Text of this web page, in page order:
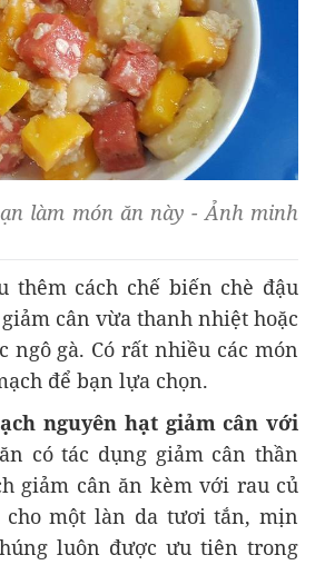
làm món ăn này - Ảnh minh
thêm cách chế biến chè đậu
cân vừa thanh nhiệt hoặc
ngô gà. Có rất nhiều các món
để bạn lựa chọn.
nguyên hạt giảm cân với
có tác dụng giảm cân thần
giảm cân ăn kèm với rau củ
cho một làn da tươi tắn, mịn
luôn được ưu tiên trong